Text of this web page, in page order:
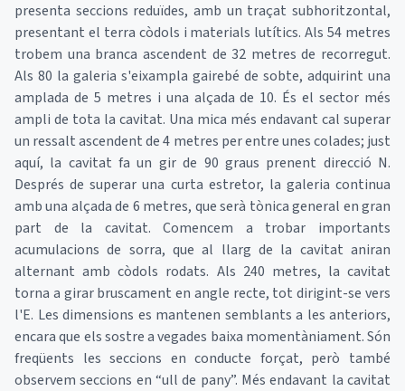
presenta seccions reduïdes, amb un traçat subhoritzontal,
presentant el terra còdols i materials lutítics. Als 54 metres
trobem una branca ascendent de 32 metres de recorregut.
Als 80 la galeria s'eixampla gairebé de sobte, adquirint una
amplada de 5 metres i una alçada de 10. És el sector més
ampli de tota la cavitat. Una mica més endavant cal superar
un ressalt ascendent de 4 metres per entre unes colades; just
aquí, la cavitat fa un gir de 90 graus prenent direcció N.
Després de superar una curta estretor, la galeria continua
amb una alçada de 6 metres, que serà tònica general en gran
part de la cavitat. Comencem a trobar importants
acumulacions de sorra, que al llarg de la cavitat aniran
alternant amb còdols rodats. Als 240 metres, la cavitat
torna a girar bruscament en angle recte, tot dirigint-se vers
l'E. Les dimensions es mantenen semblants a les anteriors,
encara que els sostre a vegades baixa momentàniament. Són
freqüents les seccions en conducte forçat, però també
observem seccions en “ull de pany”. Més endavant la cavitat